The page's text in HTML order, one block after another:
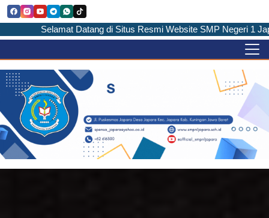
Selamat Datang di Situs Resmi Website SMP Negeri 1 Japara